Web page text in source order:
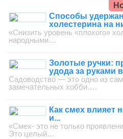
Способы
холестерина на
«Снизить уровень «плохого»
народными…
Золотые ручки:
удода за руками
Садоводство — это одно из
замечательных хобби….
Как смех влияет
и...
«Смех- это не только
Это целый…